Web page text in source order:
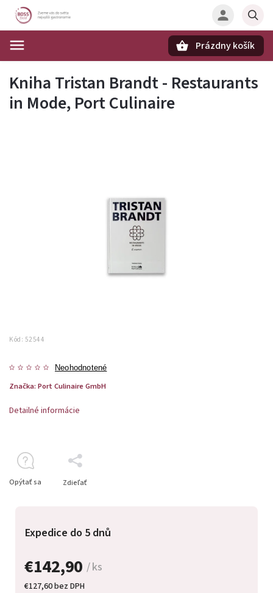
Prázdny košík
Kniha Tristan Brandt - Restaurants
in Mode, Port Culinaire
Kód: 52544
Neohodnotené
Značka: Port Culinaire GmbH
€142,90 / ks
€127,60 bez DPH
Expedice do 5 dnů
Detailné informácie
Opýtať sa Zdieľať